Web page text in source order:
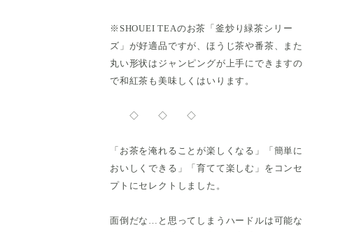
※SHOUEI TEAのお茶「釜炒り緑茶シリー
ズ」が好適品ですが、ほうじ茶や番茶、また
丸い形状はジャンピングが上手にできますの
で和紅茶も美味しくはいります。
◇ ◇ ◇
「お茶を淹れることが楽しくなる」「簡単に
おいしくできる」「育てて楽しむ」をコンセ
プトにセレクトしました。
面倒だな…と思ってしまうハードルは可能な